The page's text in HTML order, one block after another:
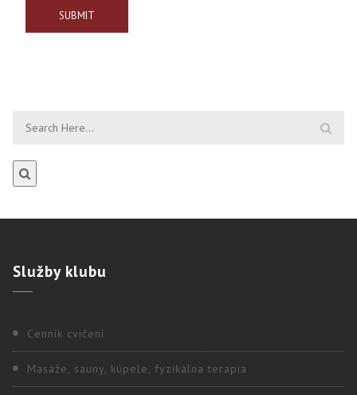
Službyklubu
Cenník cvičení
Masáže, sauny, kúpele, fyzikálna terapia